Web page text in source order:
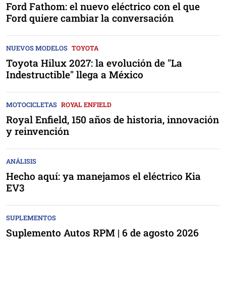
Ford Fathom: el nuevo eléctrico con el que
Ford quiere cambiar la conversación
NUEVOS MODELOS TOYOTA
Toyota Hilux 2027: la evolución de "La
Indestructible" llega a México
MOTOCICLETAS ROYAL ENFIELD
Royal Enfield, 150 años de historia, innovación
y reinvención
ANÁLISIS
Hecho aquí: ya manejamos el eléctrico Kia
EV3
SUPLEMENTOS
Suplemento Autos RPM | 6 de agosto 2026